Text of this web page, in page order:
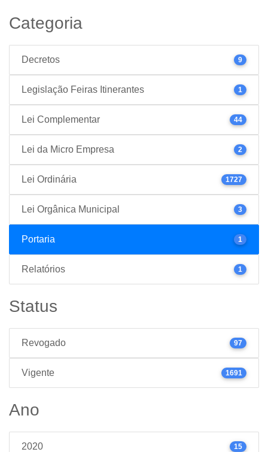
Categoria
Decretos 9
Legislação Feiras Itinerantes 1
Lei Complementar 44
Lei da Micro Empresa 2
Lei Ordinária 1727
Lei Orgânica Municipal 3
Portaria 1
Relatórios 1
Status
Revogado 97
Vigente 1691
Ano
2020 15